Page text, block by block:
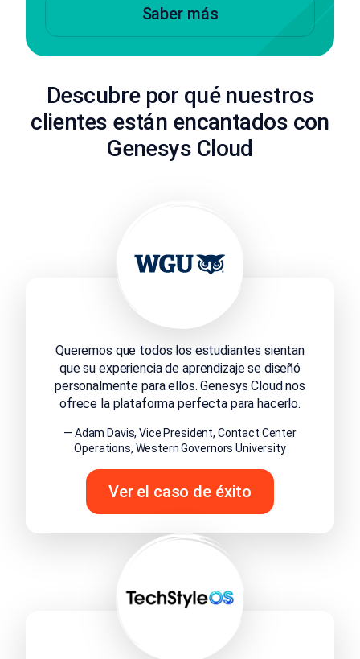
Saber más
Descubre por qué nuestros
clientes están encantados con
Genesys Cloud
Queremos que todos los estudiantes sientan
que su experiencia de aprendizaje se diseñó
personalmente para ellos. Genesys Cloud nos
ofrece la plataforma perfecta para hacerlo.
— Adam Davis, Vice President, Contact Center
Operations, Western Governors University
Ver el caso de éxito